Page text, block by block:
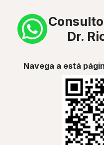
Dr.
Navega a está